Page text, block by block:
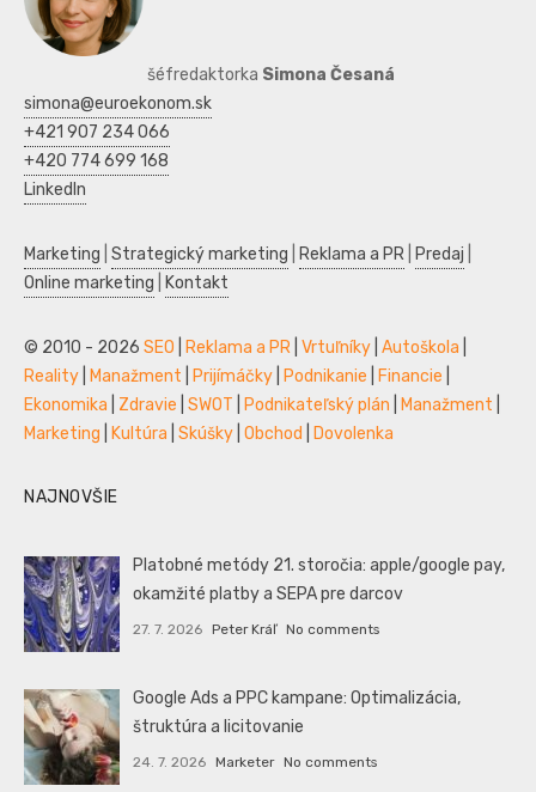
šéfredaktorka Simona Česaná
simona@euroekonom.sk
+421 907 234 066
+420 774 699 168
LinkedIn
Marketing Strategický marketing Reklama a PR Predaj
Online marketing
Kontakt
© 2010 - 2026 SEO Reklama a PR Vrtuľníky Autoškola
Reality
Manažment Prijímáčky Podnikanie Financie
Ekonomika
Zdravie SWOT Podnikateľský plán Manažment
Marketing
Kultúra Skúšky Obchod Dovolenka
NAJNOVŠIE
Platobné metódy 21. storočia: apple/google pay,
okamžité platby a SEPA pre darcov
27. 7. 2026 Peter Kráľ No comments
Google Ads a PPC kampane: Optimalizácia,
štruktúra a licitovanie
24. 7. 2026 Marketer No comments